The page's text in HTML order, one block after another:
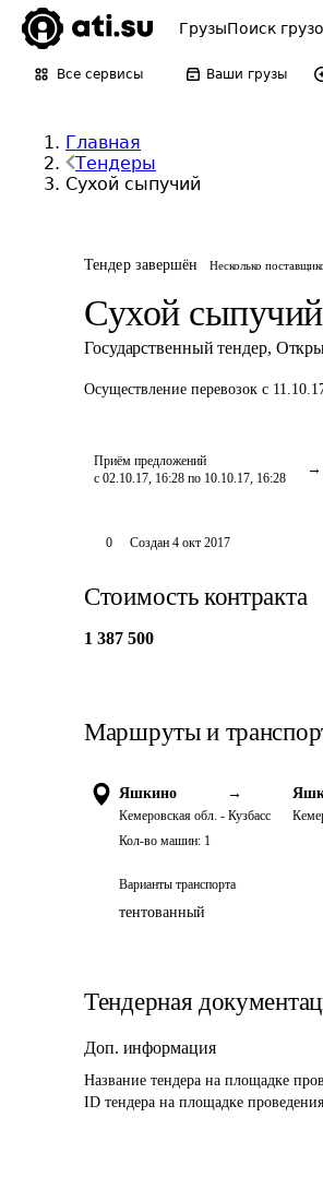
ГрузыПоиск
Все сервисы Ваши грузы
Главная
Тендеры
Сухой сыпучий
Тендер завершён Несколько
Сухой сыпучий
Государственный тендер,
Осуществление перевозок с
Приём предложений
с 02.10.17, 16:28 по 10.10.17, 16:28
0 Создан 4 окт 2017
Стоимость контракта
1 387 500
Маршруты и
Яшкино →
Кемеровская обл. - Кузбасс
Кол-во машин: 1
Варианты транспорта
тентованный
Тендерная
Доп. информация
Название тендера на площадке
ID тендера на площадке